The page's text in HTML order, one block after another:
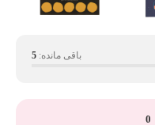
باقی مانده: 5
0